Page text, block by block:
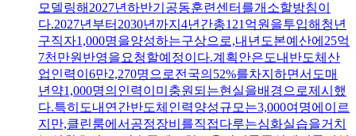
모델링해2027년하반기공동훈련센터를개소할방침이
다.2027년부터2030년까지4년간총121억원을투입해청년
구직자1,000명을양성하는구상으로,내년도본예산에25억
7천만원반영을요청할예정이다.계획안은도내반도체산
업인력이6만2,270명으로전국의52%를차지하면서도매
년약1,000명의인력이미충원되는현실을배경으로제시했
다.특히도내연간반도체인력양성규모는3,000여명에이르
지만,클린룸에서공정장비를직접다루는심화실습을거치